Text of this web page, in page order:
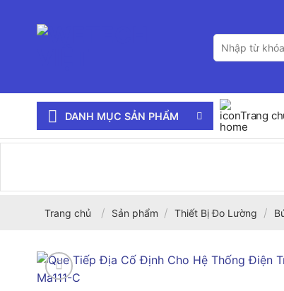
Tìm
kiếm:
DANH MỤC SẢN PHẨM Trang
Trang chủ / Sản phẩm / Thiết Bị Đo Lường /